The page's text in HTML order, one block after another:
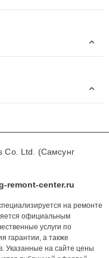
Co. Ltd. (Самсунг
remont-center.ru
на ремонте
официальным
услуги по
гарантии, а также
Указанные на сайте цены